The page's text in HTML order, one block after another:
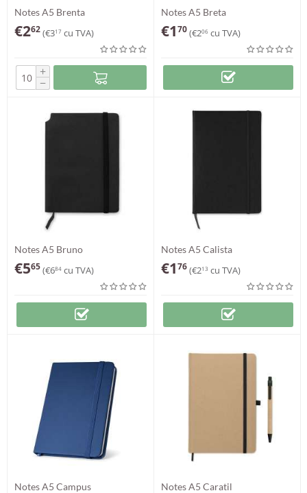
Notes A5 Brenta
€262(€317 cu TVA)
+
−
Notes A5 Breta
€170(€206 cu TVA)
Notes A5 Bruno
€565(€684 cu TVA)
Notes A5 Calista
€176(€213 cu TVA)
Notes A5 Campus Notes A5 Caratil